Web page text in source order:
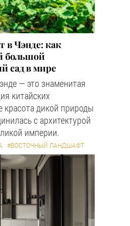
в Чэнде: как
большой
сад в мире
— это знаменитая
китайских
красота дикой природы
с архитектурой
империи.
#ВОСТОЧНЫЙ ЛАНДШАФТ